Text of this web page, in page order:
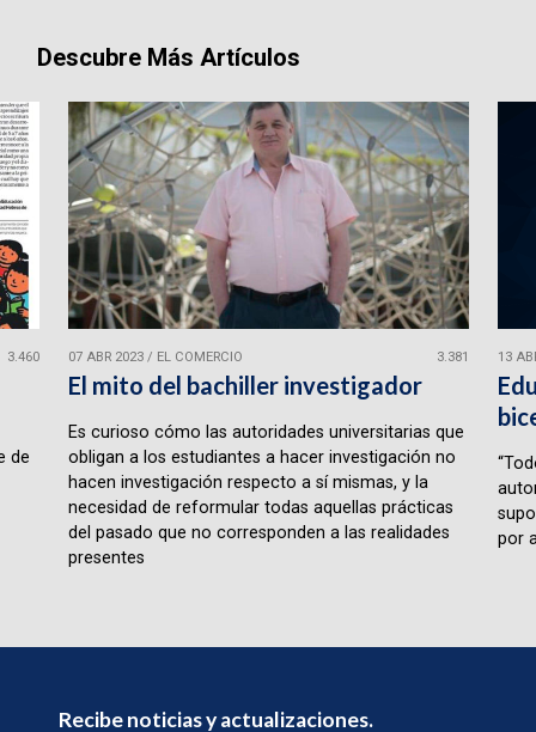
Descubre Más Artículos
3.460
de
07 ABR 2023/ EL COMERCIO 3.381
El mito del bachiller investigador
Es curioso cómo las autoridades universitarias que
obligan a los estudiantes a hacer investigación no
hacen investigación respecto a sí mismas, y la
necesidad de reformular todas aquellas prácticas
del pasado que no corresponden a las realidades
presentes
13
por
Recibe noticias y actualizaciones.